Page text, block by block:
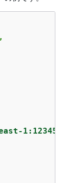
,